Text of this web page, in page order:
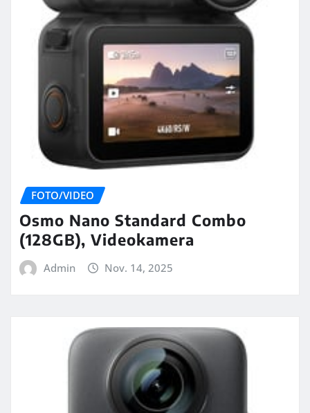
FOTO/VIDEO
Osmo Nano Standard Combo
(128GB), Videokamera
Admin Nov. 14, 2025